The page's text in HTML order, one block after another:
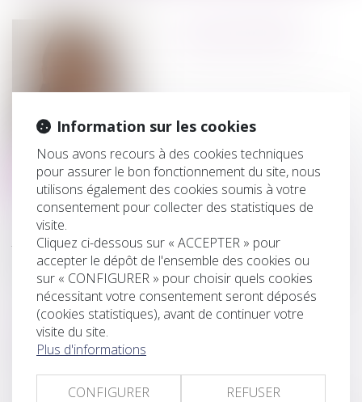
Contact
Voir l'équipe
Titulaire d’un master II en Droit des affaires - mention
juriste européen des affaires de l’université Paris Ouest
Nanterre La Défense, Rojda PIERRE a prêté serment en
2019, date à laquelle elle est entrée en collaboration avec
le Cabinet SAGET-FORESTIER.
DOMAINES D’INTERVENTION
Elle intervient, notamment, en matière de droit de la
copropriété et droit des baux d’habitation.
Information sur les cookies
Nous avons recours à des cookies techniques
pour assurer le bon fonctionnement du site, nous
utilisons également des cookies soumis à votre
consentement pour collecter des statistiques de
visite.
Cliquez ci-dessous sur « ACCEPTER » pour
accepter le dépôt de l'ensemble des cookies ou
sur « CONFIGURER » pour choisir quels cookies
nécessitant votre consentement seront déposés
(cookies statistiques), avant de continuer votre
visite du site.
Plus d'informations
CONFIGURER
REFUSER